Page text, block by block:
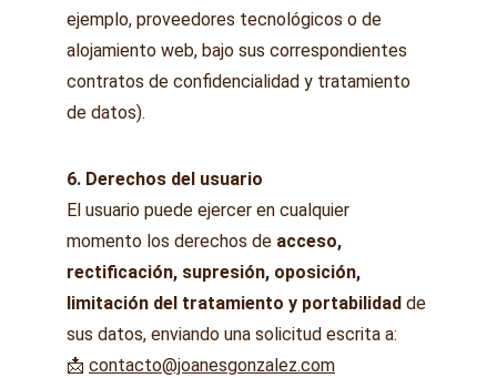
ejemplo, proveedores tecnológicos o de
alojamiento web, bajo sus correspondientes
contratos de confidencialidad y tratamiento
de datos).
6. Derechos del usuario
El usuario puede ejercer en cualquier
momento los derechos de acceso,
rectificación, supresión, oposición,
limitación del tratamiento y portabilidad de
sus datos, enviando una solicitud escrita a:
📩 contacto@joanesgonzalez.com